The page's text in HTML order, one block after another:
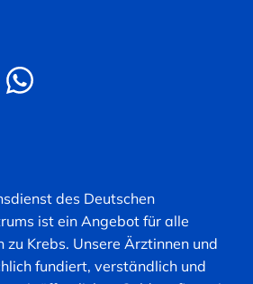
des Deutschen
ist ein Angebot für alle
zu Krebs. Unsere Ärztinnen und
fundiert, verständlich und